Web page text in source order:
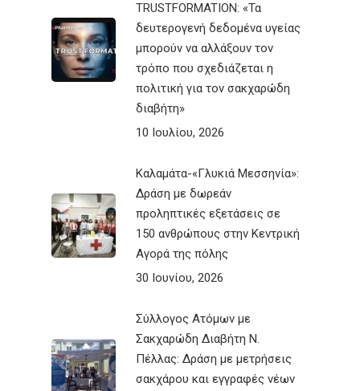
TRUSTFORMATION: «Τα
δευτερογενή δεδομένα υγείας
μπορούν να αλλάξουν τον
τρόπο που σχεδιάζεται η
πολιτική για τον σακχαρώδη
διαβήτη»
10 Ιουλίου, 2026
Καλαμάτα-«Γλυκιά Μεσσηνία»:
Δράση με δωρεάν
προληπτικές εξετάσεις σε
150 ανθρώπους στην Κεντρική
Αγορά της πόλης
30 Ιουνίου, 2026
Σύλλογος Ατόμων με
Σακχαρώδη Διαβήτη Ν.
Πέλλας: Δράση με μετρήσεις
σακχάρου και εγγραφές νέων